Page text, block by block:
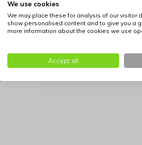
Feestelijke
verzorgen in een
optie. De
verrassing.
We use cookies
We may place these for analysis of our visitor
show personalised content and to give you a
more information about the cookies we use
Accept all